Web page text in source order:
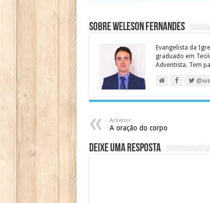
Sobre Weleson Fernandes
Evangelista da
graduado em
Adventista. Tem
Anterior
A oração do corpo
Deixe uma resposta